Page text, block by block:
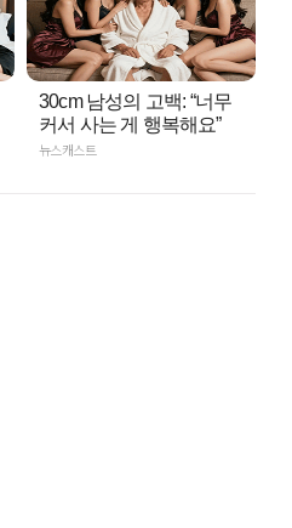
30cm 남성의 고백: “너무
커서 사는 게 행복해요”
뉴스캐스트